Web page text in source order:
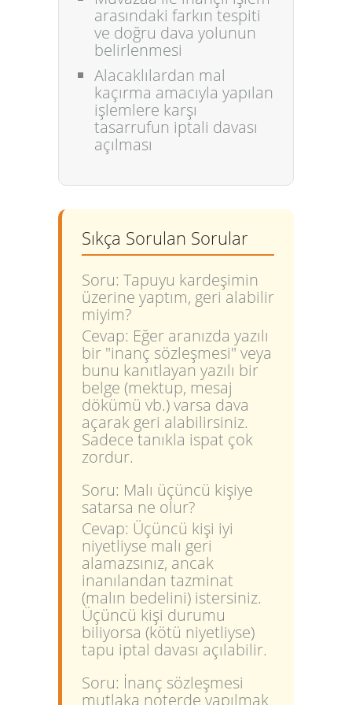
arasındaki farkın tespiti
ve doğru dava yolunun
belirlenmesi
Alacaklılardan mal
kaçırma amacıyla yapılan
işlemlere karşı
tasarrufun iptali davası
açılması
Sıkça Sorulan Sorular
Soru: Tapuyu kardeşimin
üzerine yaptım, geri alabilir
miyim?
Cevap: Eğer aranızda yazılı
bir "inanç sözleşmesi" veya
bunu kanıtlayan yazılı bir
belge (mektup, mesaj
dökümü vb.) varsa dava
açarak geri alabilirsiniz.
Sadece tanıkla ispat çok
zordur.
Soru: Malı üçüncü kişiye
satarsa ne olur?
Cevap: Üçüncü kişi iyi
niyetliyse malı geri
alamazsınız, ancak
inanılandan tazminat
(malın bedelini) istersiniz.
Üçüncü kişi durumu
biliyorsa (kötü niyetliyse)
tapu iptal davası açılabilir.
Soru: İnanç sözleşmesi
mutlaka noterde yapılmak